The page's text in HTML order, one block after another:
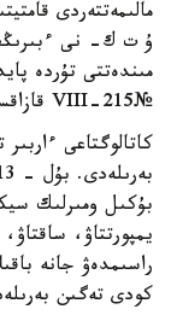
مالىمەتتەردى
ۇ ت ك- نى
№215-VIII قازاقستان رەسپۋبليكاسىنىڭ زاڭىمەن بەكىتىلگەن.
بۇكىل ومىرلىك
يمپورتتاۋ،
كودى تەگىن